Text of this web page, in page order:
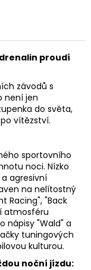
proudí
závodů s
není jen
do světa,
vítězství.
sportovního
noci. Nízko
agresivní
na nelítostný
Racing", "Back
atmosféru
nápisy "Wald" a
tuningových
kulturou.
noční jízdu: